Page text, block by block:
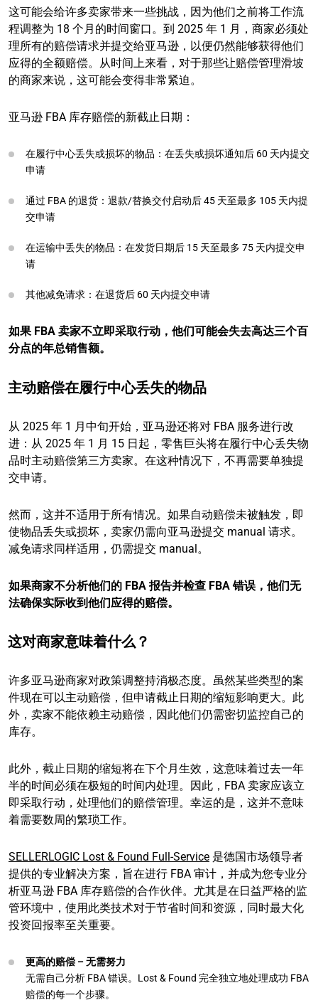
这可能会给许多卖家带来一些挑战，因为他们之前将工作流
程调整为 18 个月的时间窗口。到 2025 年 1 月，商家必须处
理所有的赔偿请求并提交给亚马逊，以便仍然能够获得他们
应得的全额赔偿。从时间上来看，对于那些让赔偿管理滑坡
的商家来说，这可能会变得非常紧迫。
亚马逊 FBA 库存赔偿的新截止日期：
在履行中心丢失或损坏的物品：在丢失或损坏通知后 60 天内提交
申请
通过 FBA 的退货：退款/替换交付启动后 45 天至最多 105 天内提
交申请
在运输中丢失的物品：在发货日期后 15 天至最多 75 天内提交申
请
其他减免请求：在退货后 60 天内提交申请
如果 FBA 卖家不立即采取行动，他们可能会失去高达三个百
分点的年总销售额。
主动赔偿在履行中心丢失的物品
从 2025 年 1 月中旬开始，亚马逊还将对 FBA 服务进行改
进：从 2025 年 1 月 15 日起，零售巨头将在履行中心丢失物
品时主动赔偿第三方卖家。在这种情况下，不再需要单独提
交申请。
然而，这并不适用于所有情况。如果自动赔偿未被触发，即
使物品丢失或损坏，卖家仍需向亚马逊提交 manual 请求。
减免请求同样适用，仍需提交 manual。
如果商家不分析他们的 FBA 报告并检查 FBA 错误，他们无
法确保实际收到他们应得的赔偿。
这对商家意味着什么？
许多亚马逊商家对政策调整持消极态度。虽然某些类型的案
件现在可以主动赔偿，但申请截止日期的缩短影响更大。此
外，卖家不能依赖主动赔偿，因此他们仍需密切监控自己的
库存。
此外，截止日期的缩短将在下个月生效，这意味着过去一年
半的时间必须在极短的时间内处理。因此，FBA 卖家应该立
即采取行动，处理他们的赔偿管理。幸运的是，这并不意味
着需要数周的繁琐工作。
SELLERLOGIC Lost & Found Full-Service 是德国市场领导者
提供的专业解决方案，旨在进行 FBA 审计，并成为您专业分
析亚马逊 FBA 库存赔偿的合作伙伴。尤其是在日益严格的监
管环境中，使用此类技术对于节省时间和资源，同时最大化
投资回报率至关重要。
更高的赔偿 – 无需努力
无需自己分析 FBA 错误。Lost & Found 完全独立地处理成功 FBA
赔偿的每一个步骤。